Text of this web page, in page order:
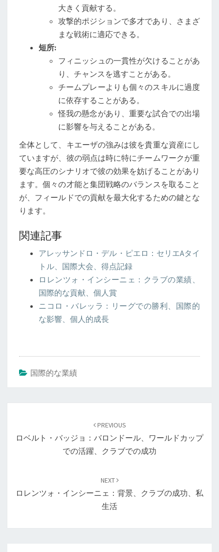
大きく貢献する。
攻撃的ポジションで多才であり、さまざ
まな戦術に適応できる。
短所:
フィニッシュの一貫性が欠けることがあ
り、チャンスを逃すことがある。
チームプレーよりも個々のスキルに過度
に依存することがある。
怪我の懸念があり、重要な試合での出場
に影響を与えることがある。
全体として、キエーザの強みは彼を貴重な資産にし
ていますが、彼の弱点は時に特にチームワークが重
要な高圧のシナリオで彼の効果を妨げることがあり
ます。個々の才能と集団戦略のバランスを取ること
が、フィールドでの貢献を最大化するための鍵とな
ります。
関連記事
アレッサンドロ・デル・ピエロ：セリエAタイ
トル、国際大会、得点記録
ロレンツォ・インシーニェ：クラブの業績、
国際的な貢献、個人賞
ニコロ・バレッラ：リーグでの勝利、国際的
な影響、個人的成長
国際的な業績
PREVIOUS
ロベルト・バッジョ：バロンドール、ワールドカップ
での活躍、クラブでの成功
NEXT
ロレンツォ・インシーニェ：背景、クラブの成功、私
生活